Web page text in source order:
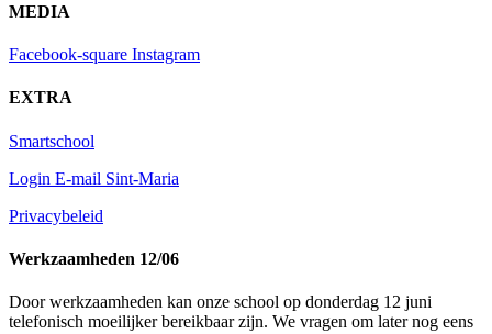
MEDIA
Facebook-square Instagram
EXTRA
Smartschool
Login E-mail Sint-Maria
Privacybeleid
Werkzaamheden 12/06
Door werkzaamheden kan onze school op donderdag 12 juni
telefonisch moeilijker bereikbaar zijn. We vragen om later nog eens